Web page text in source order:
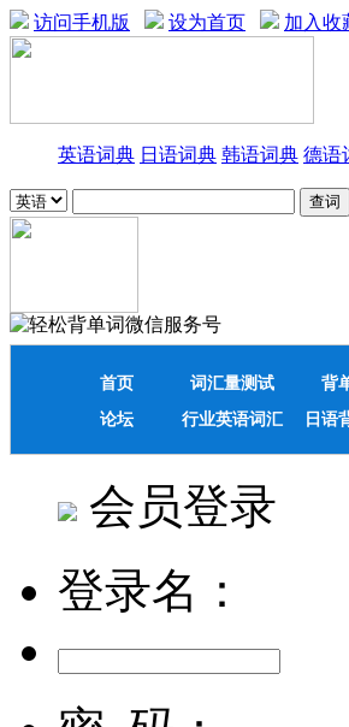
访问手机版 设为首页 加入收
英语词典 日语词典 韩语词典 德语
首页 词汇量测试 背
论坛
行业英语词汇 日语
会员登录
登录名：